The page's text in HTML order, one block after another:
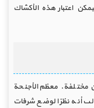
اعتبار هذه الأكشاك
مختلفة. معظم الأجنحة
أنه نظرًا لوضع شرفات